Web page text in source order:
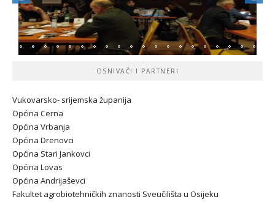
OSNIVAČI I PARTNERI
Vukovarsko- srijemska županija
Općina Cerna
Općina Vrbanja
Općina Drenovci
Općina Stari Jankovci
Općina Lovas
Općina Andrijaševci
Fakultet agrobiotehničkih znanosti Sveučilišta u Osijeku